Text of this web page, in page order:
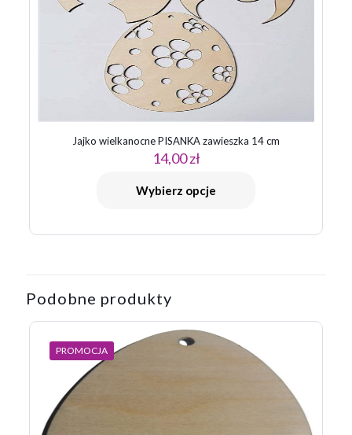
Jajko wielkanocne PISANKA zawieszka 14 cm
14,00zł
Wybierz opcje
Podobne produkty
PROMOCJA